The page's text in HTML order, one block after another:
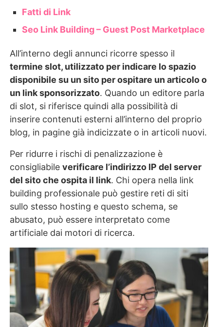
Fatti di Link
Seo Link Building – Guest Post Marketplace
All’interno degli annunci ricorre spesso il
termine slot, utilizzato per indicare lo spazio
disponibile su un sito per ospitare un articolo o
un link sponsorizzato. Quando un editore parla
di slot, si riferisce quindi alla possibilità di
inserire contenuti esterni all’interno del proprio
blog, in pagine già indicizzate o in articoli nuovi.
Per ridurre i rischi di penalizzazione è
consigliabile verificare l’indirizzo IP del server
del sito che ospita il link. Chi opera nella link
building professionale può gestire reti di siti
sullo stesso hosting e questo schema, se
abusato, può essere interpretato come
artificiale dai motori di ricerca.